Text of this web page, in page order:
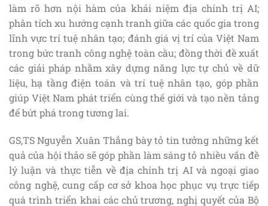
làm rõ hơn nội hàm của khái niệm địa chính trị AI;
phân tích xu hướng cạnh tranh giữa các quốc gia trong
lĩnh vực trí tuệ nhân tạo; đánh giá vị trí của Việt Nam
trong bức tranh công nghệ toàn cầu; đồng thời đề xuất
các giải pháp nhằm xây dựng năng lực tự chủ về dữ
liệu, hạ tầng điện toán và trí tuệ nhân tạo, góp phần
giúp Việt Nam phát triển cùng thế giới và tạo nền tảng
để bứt phá trong tương lai.
GS,TS Nguyễn Xuân Thắng bày tỏ tin tưởng những kết
quả của hội thảo sẽ góp phần làm sáng tỏ nhiều vấn đề
lý luận và thực tiễn về địa chính trị AI và ngoại giao
công nghệ, cung cấp cơ sở khoa học phục vụ trực tiếp
quá trình triển khai các chủ trương, nghị quyết của Bộ